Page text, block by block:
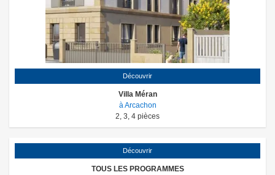
Découvrir
Villa Méran
à Arcachon
2, 3, 4 pièces
Découvrir
TOUS LES PROGRAMMES